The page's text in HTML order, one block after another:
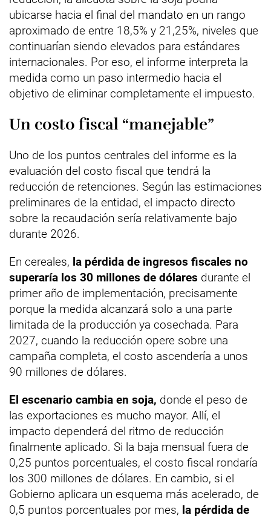
ubicarse hacia el final del mandato en un rango
aproximado de entre 18,5% y 21,25%, niveles que
continuarían siendo elevados para estándares
internacionales. Por eso, el informe interpreta la
medida como un paso intermedio hacia el
objetivo de eliminar completamente el impuesto.
Un costo fiscal “manejable”
Uno de los puntos centrales del informe es la
evaluación del costo fiscal que tendrá la
reducción de retenciones. Según las estimaciones
preliminares de la entidad, el impacto directo
sobre la recaudación sería relativamente bajo
durante 2026.
En cereales, la pérdida de ingresos fiscales no
superaría los 30 millones de dólares durante el
primer año de implementación, precisamente
porque la medida alcanzará solo a una parte
limitada de la producción ya cosechada. Para
2027, cuando la reducción opere sobre una
campaña completa, el costo ascendería a unos
90 millones de dólares.
El escenario cambia en soja, donde el peso de
las exportaciones es mucho mayor. Allí, el
impacto dependerá del ritmo de reducción
finalmente aplicado. Si la baja mensual fuera de
0,25 puntos porcentuales, el costo fiscal rondaría
los 300 millones de dólares. En cambio, si el
Gobierno aplicara un esquema más acelerado, de
0,5 puntos porcentuales por mes, la pérdida de